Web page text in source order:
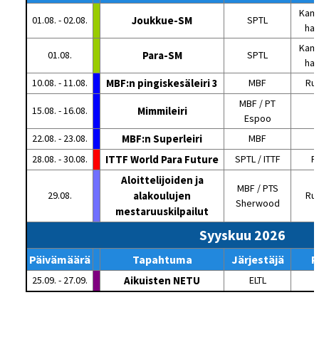
01.08. - 02.08. Joukkue-SM SPTL
01.08. Para-SM SPTL
10.08. - 11.08.
MBF:n pingiskesäleiri 3 MBF
15.08. - 16.08. Mimmileiri
MBF / PT
Espoo
22.08. - 23.08. MBF:n Superleiri MBF
28.08. - 30.08.
ITTF World Para Future SPTL / ITTF
29.08.
Aloittelijoiden ja
alakoulujen
mestaruuskilpailut
MBF / PTS
Sherwood
Syyskuu 2026
Päivämäärä Tapahtuma Järjestäjä
25.09. - 27.09. Aikuisten NETU ELTL